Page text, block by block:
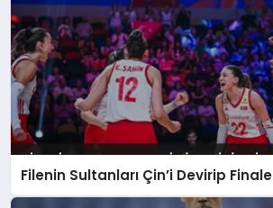
Filenin Sultanları Çin’i Devirip